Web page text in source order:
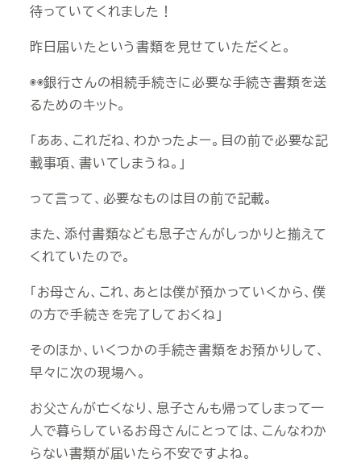
待っていてくれました！
昨日届いたという書類を見せていただくと。
◉◉銀行さんの相続手続きに必要な手続き書類を送
るためのキット。
「ああ、これだね、わかったよー。目の前で必要な記
載事項、書いてしまうね。」
って言って、必要なものは目の前で記載。
また、添付書類なども息子さんがしっかりと揃えて
くれていたので。
「お母さん、これ、あとは僕が預かっていくから、僕
の方で手続きを完了しておくね」
そのほか、いくつかの手続き書類をお預かりして、
早々に次の現場へ。
お父さんが亡くなり、息子さんも帰ってしまって一
人で暮らしているお母さんにとっては、こんなわか
らない書類が届いたら不安ですよね。